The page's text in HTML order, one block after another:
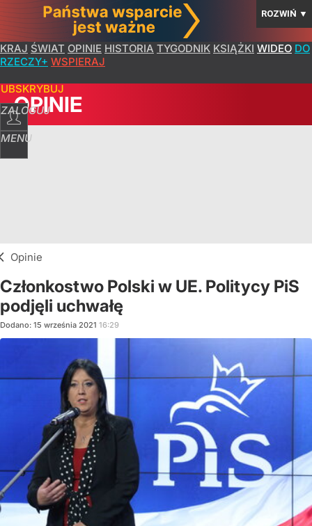
ROZWIŃ ▼
KRAJ ŚWIAT OPINIE HISTORIA TYGODNIK KSIĄŻKI WIDEO DO
RZECZY+ WSPIERAJ
ZALOGUJ
MENU
OPINIE
Opinie
Członkostwo Polski w UE. Politycy PiS
podjęli uchwałę
Dodano: 15 września 2021 16:29